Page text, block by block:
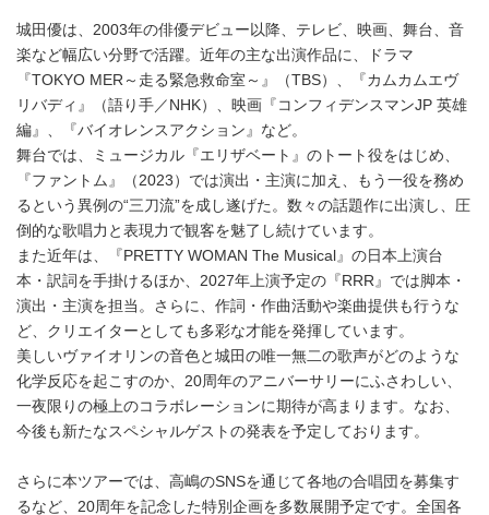
城田優は、2003年の俳優デビュー以降、テレビ、映画、舞台、音
楽など幅広い分野で活躍。近年の主な出演作品に、ドラマ
『TOKYO MER～走る緊急救命室～』（TBS）、『カムカムエヴ
リバディ』（語り手／NHK）、映画『コンフィデンスマンJP 英雄
編』、『バイオレンスアクション』など。
舞台では、ミュージカル『エリザベート』のトート役をはじめ、
『ファントム』（2023）では演出・主演に加え、もう一役を務め
るという異例の“三刀流”を成し遂げた。数々の話題作に出演し、圧
倒的な歌唱力と表現力で観客を魅了し続けています。
また近年は、『PRETTY WOMAN The Musical』の日本上演台
本・訳詞を手掛けるほか、2027年上演予定の『RRR』では脚本・
演出・主演を担当。さらに、作詞・作曲活動や楽曲提供も行うな
ど、クリエイターとしても多彩な才能を発揮しています。
美しいヴァイオリンの音色と城田の唯一無二の歌声がどのような
化学反応を起こすのか、20周年のアニバーサリーにふさわしい、
一夜限りの極上のコラボレーションに期待が高まります。なお、
今後も新たなスペシャルゲストの発表を予定しております。
さらに本ツアーでは、高嶋のSNSを通じて各地の合唱団を募集す
るなど、20周年を記念した特別企画を多数展開予定です。全国各